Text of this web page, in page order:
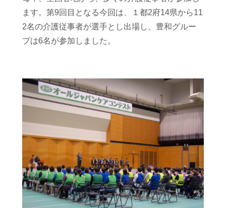
ます。 第9回目となる今回は、１都2府14県から11
2名の介護従事者が選手とし出場し、豊和グルー
プは6名が参加しました。